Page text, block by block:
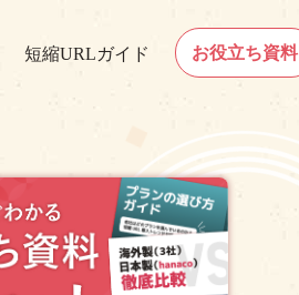
短縮URLガイド お役立ち資料